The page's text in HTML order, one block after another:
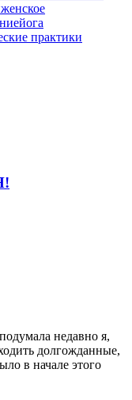
женское
йога
практики
недавно я,
долгожданные,
в начале этого